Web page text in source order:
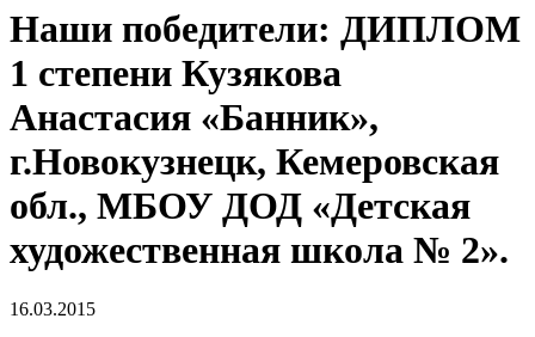
Наши победители: ДИПЛОМ
1 степени Кузякова
Анастасия «Банник»,
г.Новокузнецк, Кемеровская
обл., МБОУ ДОД «Детская
художественная школа № 2».
16.03.2015